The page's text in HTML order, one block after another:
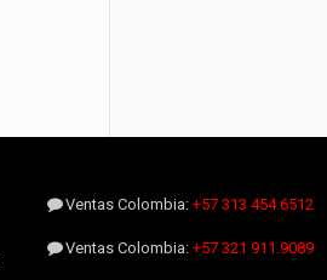
Ventas Colombia:+57 313 454.6512
Ventas Colombia:+57 321 911.9089